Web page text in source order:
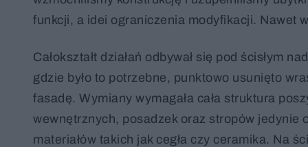
funkcji, a idei ograniczenia modyfikacji. Nawet
Całokształt działań odbywał się pod ścisłym
gdzie było to potrzebne, punktowo usunięto
fasadę. Wymiany wymagała cała struktura
wewnętrznych, posadzek oraz stropów jedynie
materiałów takich jak cegła czy ceramika. Na